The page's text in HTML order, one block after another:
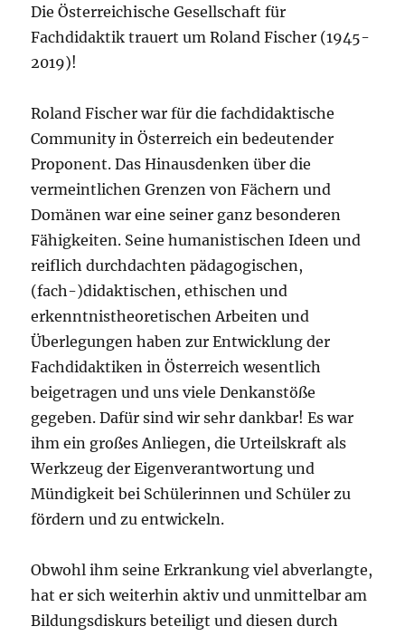
Die Österreichische Gesellschaft für
Fachdidaktik trauert um Roland Fischer (1945-
2019)!
Roland Fischer war für die fachdidaktische
Community in Österreich ein bedeutender
Proponent. Das Hinausdenken über die
vermeintlichen Grenzen von Fächern und
Domänen war eine seiner ganz besonderen
Fähigkeiten. Seine humanistischen Ideen und
reiflich durchdachten pädagogischen,
(fach-)didaktischen, ethischen und
erkenntnistheoretischen Arbeiten und
Überlegungen haben zur Entwicklung der
Fachdidaktiken in Österreich wesentlich
beigetragen und uns viele Denkanstöße
gegeben. Dafür sind wir sehr dankbar! Es war
ihm ein großes Anliegen, die Urteilskraft als
Werkzeug der Eigenverantwortung und
Mündigkeit bei Schülerinnen und Schüler zu
fördern und zu entwickeln.
Obwohl ihm seine Erkrankung viel abverlangte,
hat er sich weiterhin aktiv und unmittelbar am
Bildungsdiskurs beteiligt und diesen durch